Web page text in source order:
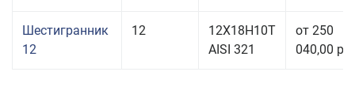
Шестигранник
12
12
12Х18Н10Т
AISI 321
от 250
040,00